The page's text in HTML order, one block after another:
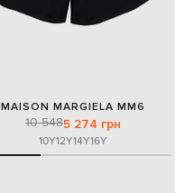
MAISON MARGIELA MM6
10 5485 274 грн
10Y12Y14Y16Y